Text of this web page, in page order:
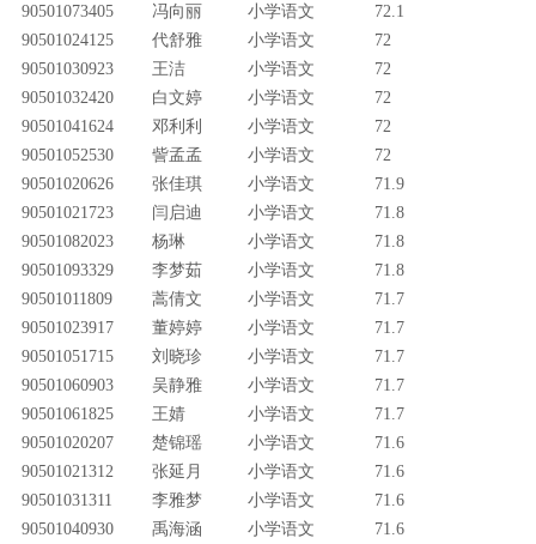
90501073405
冯向丽 小学语文
72.1
90501024125
代舒雅 小学语文
72
90501030923
王洁 小学语文
72
90501032420
白文婷 小学语文
72
90501041624
邓利利 小学语文
72
90501052530
訾孟孟 小学语文
72
90501020626
张佳琪 小学语文
71.9
90501021723
闫启迪 小学语文
71.8
90501082023
杨琳 小学语文
71.8
90501093329
李梦茹 小学语文
71.8
90501011809
蒿倩文 小学语文
71.7
90501023917
董婷婷 小学语文
71.7
90501051715
刘晓珍 小学语文
71.7
90501060903
吴静雅 小学语文
71.7
90501061825
王婧 小学语文
71.7
90501020207
楚锦瑶 小学语文
71.6
90501021312
张延月 小学语文
71.6
90501031311
李雅梦 小学语文
71.6
90501040930
禹海涵 小学语文
71.6